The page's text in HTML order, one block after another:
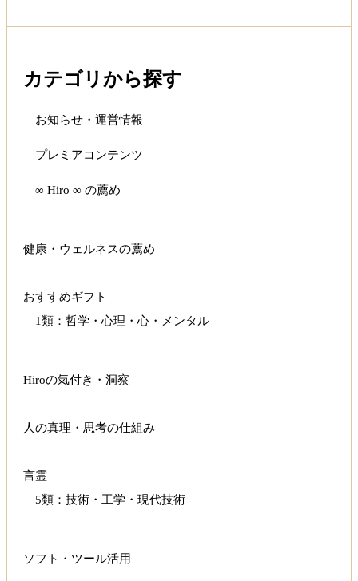
カテゴリから探す
お知らせ・運営情報
プレミアコンテンツ
∞ Hiro ∞ の薦め
健康・ウェルネスの薦め
おすすめギフト
1類：哲学・心理・心・メンタル
Hiroの氣付き・洞察
人の真理・思考の仕組み
言霊
5類：技術・工学・現代技術
ソフト・ツール活用